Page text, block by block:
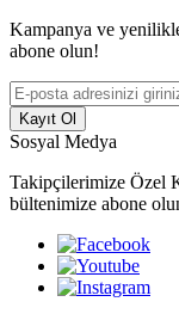
Kampanya ve
abone olun!
Kayıt Ol
Sosyal Medya
Takipçilerimize Özel
bültenimize abone